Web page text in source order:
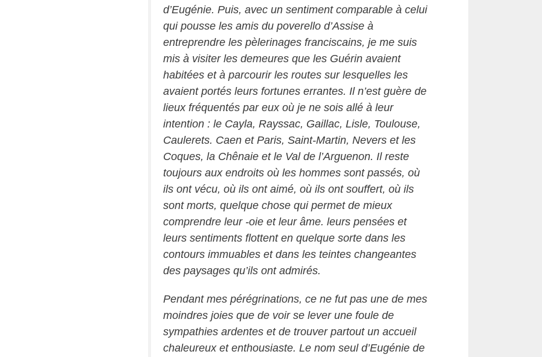
d’Eugénie. Puis, avec un sentiment comparable à celui
qui pousse les amis du poverello d’Assise à
entreprendre les pèlerinages franciscains, je me suis
mis à visiter les demeures que les Guérin avaient
habitées et à parcourir les routes sur lesquelles les
avaient portés leurs fortunes errantes. Il n’est guère de
lieux fréquentés par eux où je ne sois allé à leur
intention : le Cayla, Rayssac, Gaillac, Lisle, Toulouse,
Caulerets. Caen et Paris, Saint-Martin, Nevers et les
Coques, la Chênaie et le Val de l’Arguenon. Il reste
toujours aux endroits où les hommes sont passés, où
ils ont vécu, où ils ont aimé, où ils ont souffert, où ils
sont morts, quelque chose qui permet de mieux
comprendre leur -oie et leur âme. leurs pensées et
leurs sentiments flottent en quelque sorte dans les
contours immuables et dans les teintes changeantes
des paysages qu’ils ont admirés.
Pendant mes pérégrinations, ce ne fut pas une de mes
moindres joies que de voir se lever une foule de
sympathies ardentes et de trouver partout un accueil
chaleureux et enthousiaste. Le nom seul d’Eugénie de